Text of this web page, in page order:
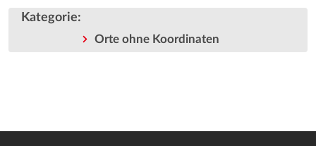
Kategorie:
Orte ohne Koordinaten